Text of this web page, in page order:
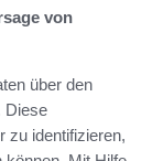
von
über den
Diese
zu identifizieren,